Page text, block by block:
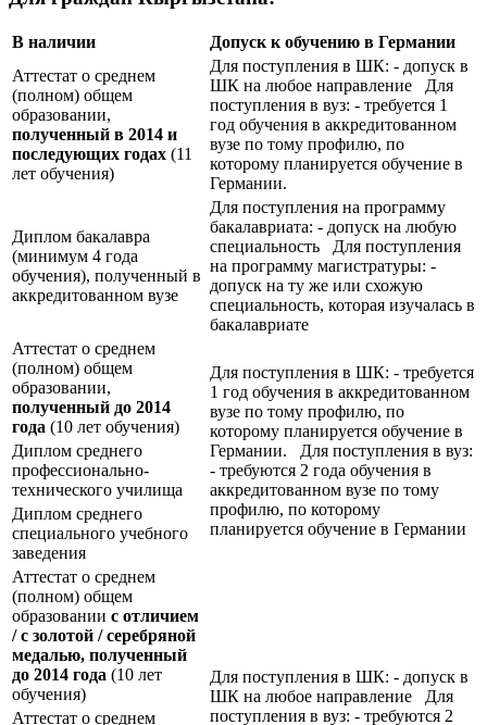
В наличии
Допуск к обучению в Германии
Аттестат о среднем
(полном) общем
образовании,
полученный в 2014 и
последующих годах (11
лет обучения)
Для поступления в ШК: - допуск в
ШК на любое направление Для
поступления в вуз: - требуется 1
год обучения в аккредитованном
вузе по тому профилю, по
которому планируется обучение в
Германии.
Диплом бакалавра
(минимум 4 года
обучения), полученный в
аккредитованном вузе
Для поступления на программу
бакалавриата: - допуск на любую
специальность Для поступления
на программу магистратуры: -
допуск на ту же или схожую
специальность, которая изучалась в
бакалавриате
Аттестат о среднем
(полном) общем
образовании,
полученный до 2014
года (10 лет обучения)
Для поступления в ШК: - требуется
1 год обучения в аккредитованном
вузе по тому профилю, по
которому планируется обучение в
Германии. Для поступления в вуз:
- требуются 2 года обучения в
аккредитованном вузе по тому
профилю, по которому
планируется обучение в Германии
Диплом среднего
профессионально-
технического училища
Диплом среднего
специального учебного
заведения
Аттестат о среднем
(полном) общем
образовании с отличием
/ с золотой / серебряной
медалью, полученный
до 2014 года (10 лет
обучения)
Для поступления в ШК: - допуск в
ШК на любое направление Для
поступления в вуз: - требуются 2
Аттестат о среднем